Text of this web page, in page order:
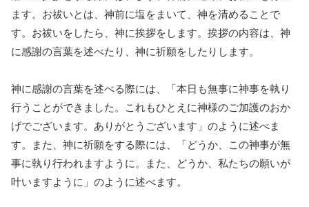
ます。お祓いとは、神前に塩をまいて、神を清めることで
す。お祓いをしたら、神に挨拶をします。挨拶の内容は、神
に感謝の言葉を述べたり、神に祈願をしたりします。
神に感謝の言葉を述べる際には、「本日も無事に神事を執り
行うことができました。これもひとえに神様のご加護のおか
げでございます。ありがとうございます」のように述べま
す。また、神に祈願をする際には、「どうか、この神事が無
事に執り行われますように。また、どうか、私たちの願いが
叶いますように」のように述べます。